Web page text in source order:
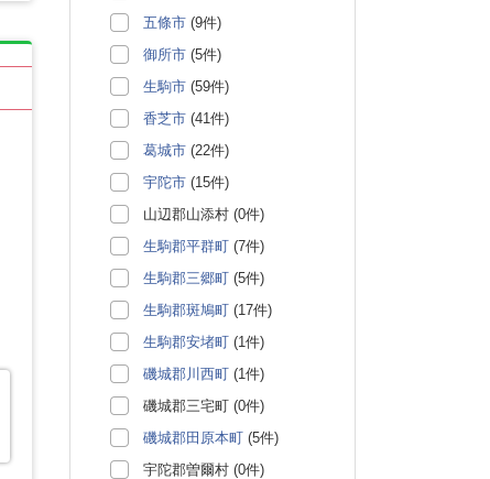
五條市 (9件)
御所市 (5件)
生駒市 (59件)
香芝市 (41件)
葛城市 (22件)
宇陀市 (15件)
山辺郡山添村 (0件)
生駒郡平群町 (7件)
生駒郡三郷町 (5件)
生駒郡斑鳩町 (17件)
生駒郡安堵町 (1件)
磯城郡川西町 (1件)
磯城郡三宅町 (0件)
磯城郡田原本町 (5件)
宇陀郡曽爾村 (0件)